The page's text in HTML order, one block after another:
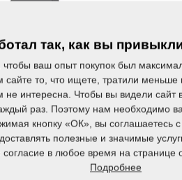
так, как вы
ваш опыт покупок был
то, что ищете, тратили меньше
не интересна. Чтобы вы видели
раз. Поэтому нам необходимо
кнопку «ОК», вы соглашаетесь
полезные и значимые
согласие в любое время на странице
Подробнее